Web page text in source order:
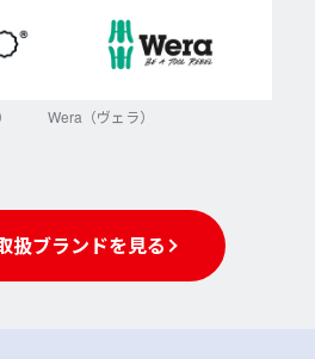
Wera（ヴェラ）
扱ブランドを見る